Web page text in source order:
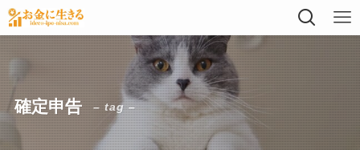
確定申告 – tag –